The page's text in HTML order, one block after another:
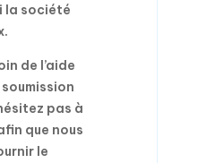
la société
de l’aide
pas à
que nous
le